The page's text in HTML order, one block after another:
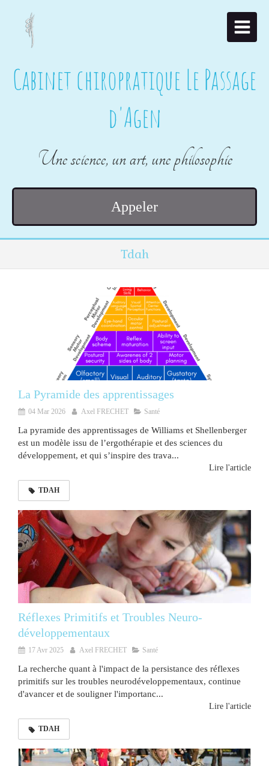
Cabinet chiropratique Le Passage
d'Agen
Une science, un art, une philosophie
Appeler
Tdah
La Pyramide des apprentissages
04 Mar 2026 Axel FRECHET Santé
La pyramide des apprentissages de Williams et Shellenberger
est un modèle issu de l’ergothérapie et des sciences du
développement, et qui s’inspire des trava...
Lire l'article
TDAH
Réflexes Primitifs et Troubles Neuro-
développementaux
17 Avr 2025 Axel FRECHET Santé
La recherche quant à l'impact de la persistance des réflexes
primitifs sur les troubles neurodéveloppementaux, continue
d'avancer et de souligner l'importanc...
Lire l'article
TDAH